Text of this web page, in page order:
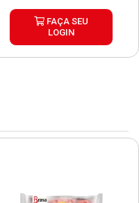
FAÇA SEU
LOGIN